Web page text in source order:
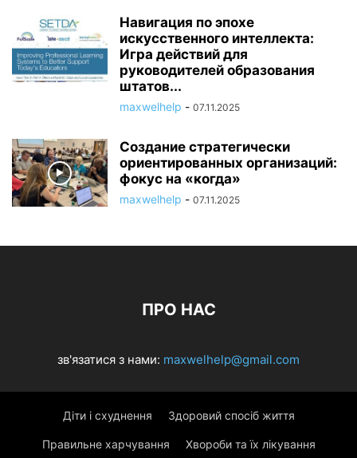
Навигация по эпохе
искусственного интеллекта:
Игра действий для
руководителей образования
штатов...
maxwelhelp - 07.11.2025
Создание стратегически
ориентированных организаций:
фокус на «когда»
maxwelhelp - 07.11.2025
ПРО НАС
зв'язатися з нами: maxwelhelp@gmail.com
Діти і схуднення Здоровий спосіб життя
Правильне харчування Хвороби та їх лікування